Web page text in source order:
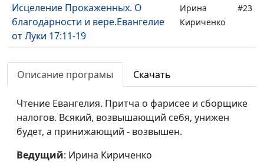
Исцеление Прокаженных. О
благодарности и вере.Евангелие
от Луки 17:11-19
Ирина
Кириченко
#23
Притча о богаче и Лазаре.
Евангелие от Луки 16:19-31
Притча о блудном сыне.
Евангелие от Луки 15:11-32
Ирина
Кириченко
Притча о потерянной овце и
монете. Евангелие от Луки 15:1-10
Ирина
Описание програмы Скачать
Чтение Евангелия. Притча о фарисее и сборщике
налогов. Всякий, возвышающий себя, унижен
будет, а принижающий - возвышен.
Ведущий: Ирина Кириченко